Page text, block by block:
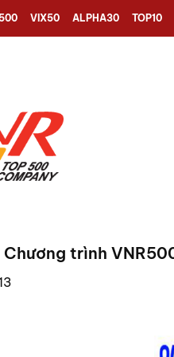
VIX50 ALPHA30 TOP10
Chương trình